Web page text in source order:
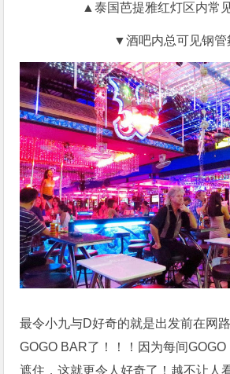
▲泰国芭提雅红灯区内常
▼酒吧内总可见钢管
最令小九与D好奇的就是出发前在网
GOGO BAR了！！！因为每间
遮住，这就更令人好奇了！越不让人